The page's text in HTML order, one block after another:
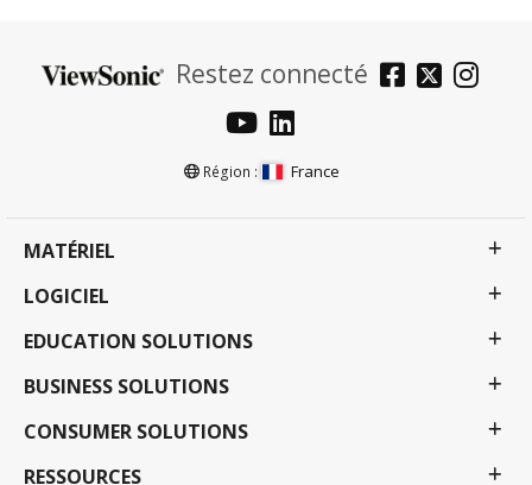
Restez connecté
Région : France
MATÉRIEL
LOGICIEL
EDUCATION SOLUTIONS
BUSINESS SOLUTIONS
CONSUMER SOLUTIONS
RESSOURCES